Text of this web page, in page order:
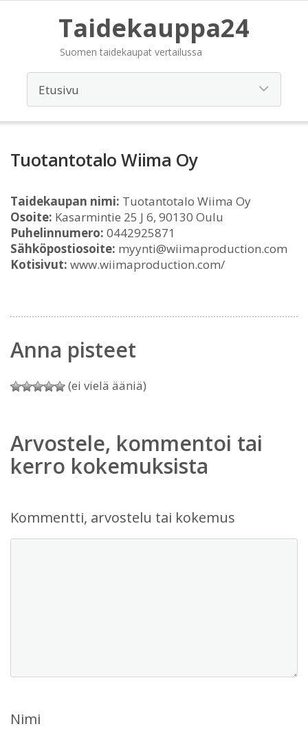
Taidekauppa24
Suomen taidekaupat vertailussa
Tuotantotalo Wiima Oy
Taidekaupan nimi: Tuotantotalo Wiima Oy
Osoite: Kasarmintie 25 J 6, 90130 Oulu
Puhelinnumero: 0442925871
Sähköpostiosoite: myynti@wiimaproduction.com
Kotisivut: www.wiimaproduction.com/
Anna pisteet
(ei vielä ääniä)
Arvostele, kommentoi tai
kerro kokemuksista
Kommentti, arvostelu tai kokemus
Nimi